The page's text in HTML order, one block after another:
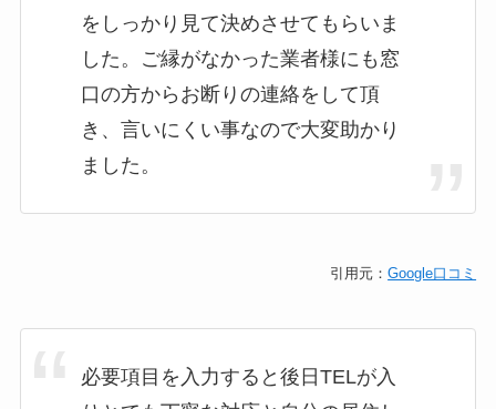
をしっかり見て決めさせてもらいま
した。ご縁がなかった業者様にも窓
口の方からお断りの連絡をして頂
き、言いにくい事なので大変助かり
ました。
引用元：Google口コミ
必要項目を入力すると後日TELが入